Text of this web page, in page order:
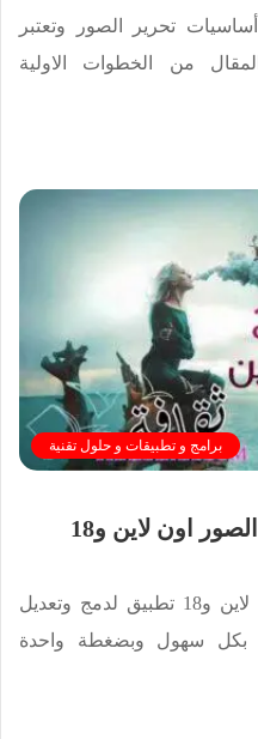
تحرير الصور وتعتبر
من الخطوات الاولية
برامج و تطبيقات و حلول تقنية
مجانا أفضل 10 مواقع دمج الصور اون لاين و18
أفضل 10 مواقع دمج الصور اون لاين و18 تطبيق لدمج وتعديل
بكل سهول وبضغطة واحدة